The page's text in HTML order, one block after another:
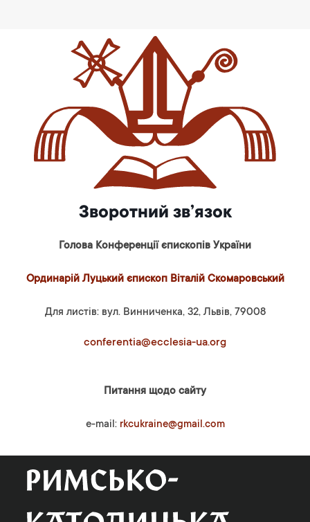
Зворотний зв’язок
Голова Конференції єпископів України
Ординарій Луцький єпископ Віталій Скомаровський
Для листів: вул. Винниченка, 32, Львів, 79008
conferentia@ecclesia-ua.org
Питання щодо сайту
e-mail: rkcukraine@gmail.com